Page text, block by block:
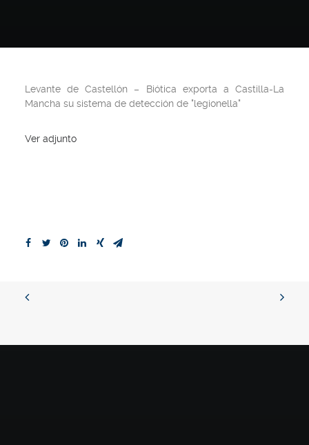
Levante de Castellón – Biótica exporta a Castilla-La
Mancha su sistema de detección de "legionella"
Ver adjunto